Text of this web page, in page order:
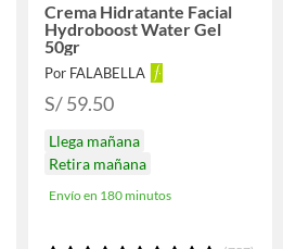
Crema Hidratante Facial
Hydroboost Water Gel
50gr
Por FALABELLA
S/ 59.50
Llega mañana
Retira mañana
Envío en 180 minutos